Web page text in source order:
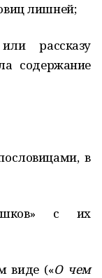
лишней;
рассказу
содержание
в
с их
виде («О чем